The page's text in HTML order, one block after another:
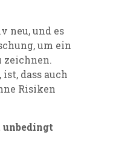
neu, und es
um ein
zeichnen.
dass auch
Risiken